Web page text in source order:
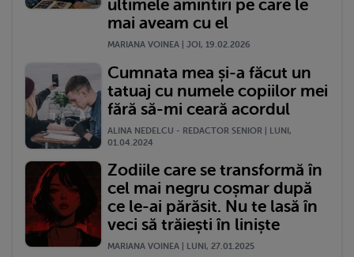
ultimele amintiri pe care le
mai aveam cu el
MARIANA VOINEA | JOI, 19.02.2026
Cumnata mea și-a făcut un
tatuaj cu numele copiilor mei
fără să-mi ceară acordul
ALINA NEDELCU - REDACTOR SENIOR | LUNI,
01.04.2024
Zodiile care se transformă în
cel mai negru coșmar după
ce le-ai părăsit. Nu te lasă în
veci să trăiești în liniște
MARIANA VOINEA | LUNI, 27.01.2025